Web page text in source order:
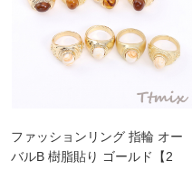
ファッションリング 指輪 オー
バルB 樹脂貼り ゴールド【2